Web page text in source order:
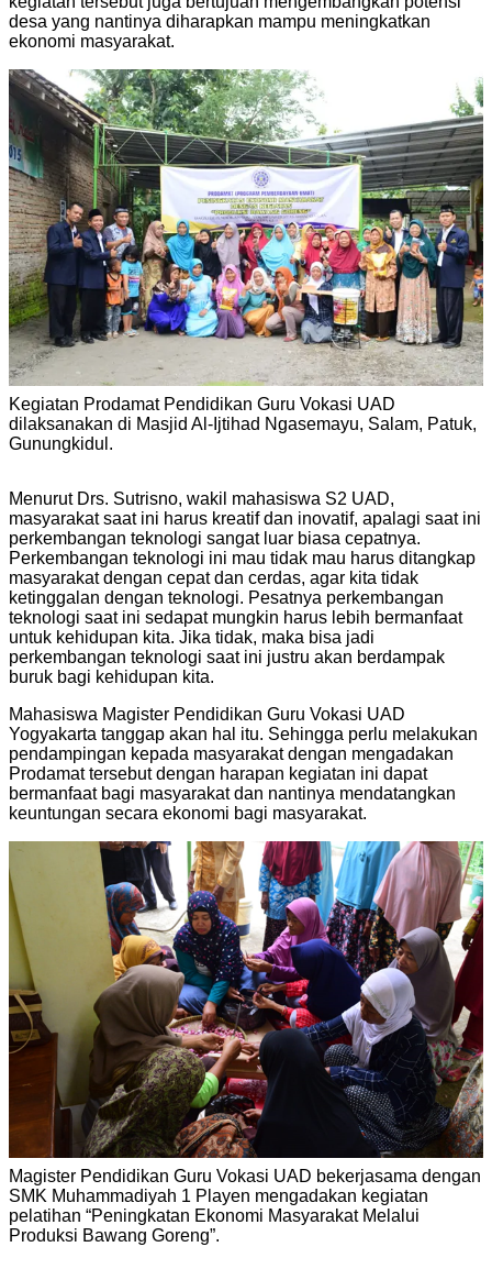
desa yang nantinya diharapkan mampu meningkatkan
ekonomi masyarakat.
Kegiatan Prodamat Pendidikan Guru Vokasi UAD
dilaksanakan di Masjid Al-Ijtihad Ngasemayu, Salam, Patuk,
Gunungkidul.
Menurut Drs. Sutrisno, wakil mahasiswa S2 UAD,
masyarakat saat ini harus kreatif dan inovatif, apalagi saat ini
perkembangan teknologi sangat luar biasa cepatnya.
Perkembangan teknologi ini mau tidak mau harus ditangkap
masyarakat dengan cepat dan cerdas, agar kita tidak
ketinggalan dengan teknologi. Pesatnya perkembangan
teknologi saat ini sedapat mungkin harus lebih bermanfaat
untuk kehidupan kita. Jika tidak, maka bisa jadi
perkembangan teknologi saat ini justru akan berdampak
buruk bagi kehidupan kita.
Mahasiswa Magister Pendidikan Guru Vokasi UAD
Yogyakarta tanggap akan hal itu. Sehingga perlu melakukan
pendampingan kepada masyarakat dengan mengadakan
Prodamat tersebut dengan harapan kegiatan ini dapat
bermanfaat bagi masyarakat dan nantinya mendatangkan
keuntungan secara ekonomi bagi masyarakat.
Magister Pendidikan Guru Vokasi UAD bekerjasama dengan
SMK Muhammadiyah 1 Playen mengadakan kegiatan
pelatihan “Peningkatan Ekonomi Masyarakat Melalui
Produksi Bawang Goreng”.